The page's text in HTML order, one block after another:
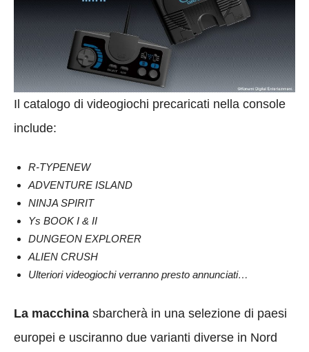
Il catalogo di videogiochi precaricati nella console
include:
R-TYPENEW
ADVENTURE ISLAND
NINJA SPIRIT
Ys BOOK I & II
DUNGEON EXPLORER
ALIEN CRUSH
Ulteriori videogiochi verranno presto annunciati…
La macchina sbarcherà in una selezione di paesi
europei e usciranno due varianti diverse in Nord